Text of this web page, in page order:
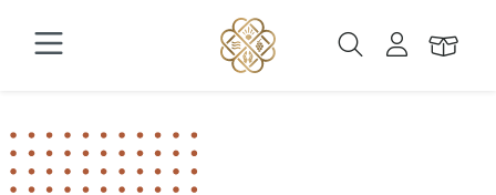
Zum Hauptinhalt springen